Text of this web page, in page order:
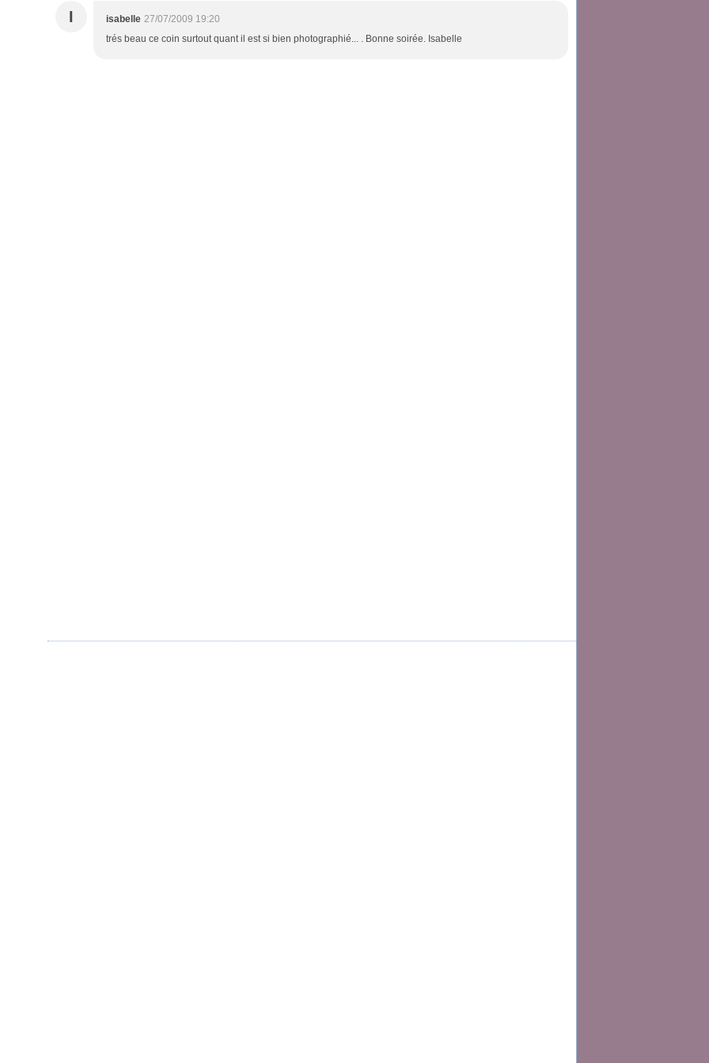
I isabelle 27/07/2009 19:20
trés beau ce coin surtout quant il est si bien photographié... . Bonne soirée. Isabelle